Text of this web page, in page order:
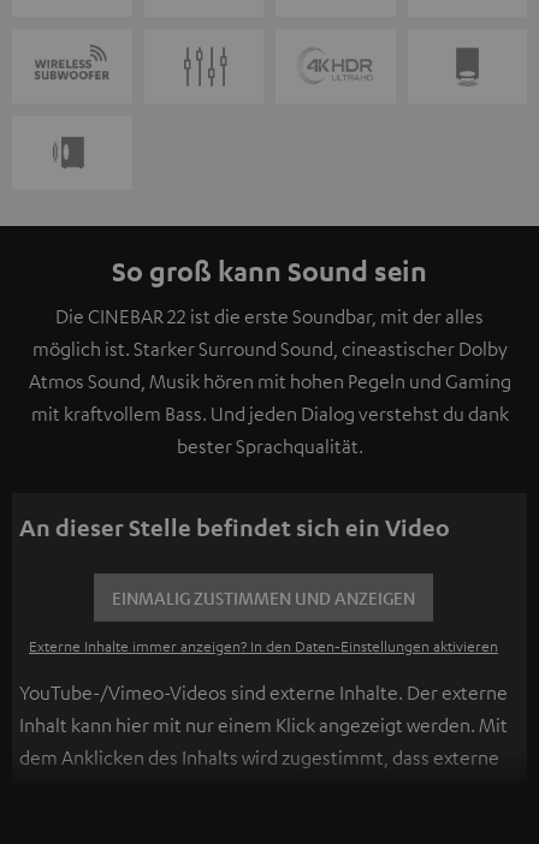
So groß kann Sound sein
Die CINEBAR 22 ist die erste Soundbar, mit der alles
möglich ist. Starker Surround Sound, cineastischer Dolby
Atmos Sound, Musik hören mit hohen Pegeln und Gaming
mit kraftvollem Bass. Und jeden Dialog verstehst du dank
bester Sprachqualität.
An dieser Stelle befindet sich ein Video
EINMALIG ZUSTIMMEN UND ANZEIGEN
Externe Inhalte immer anzeigen? In den Daten‑Einstellungen aktivieren
YouTube-/Vimeo-Videos sind externe Inhalte. Der externe
Inhalt kann hier mit nur einem Klick angezeigt werden. Mit
dem Anklicken des Inhalts wird zugestimmt, dass externe